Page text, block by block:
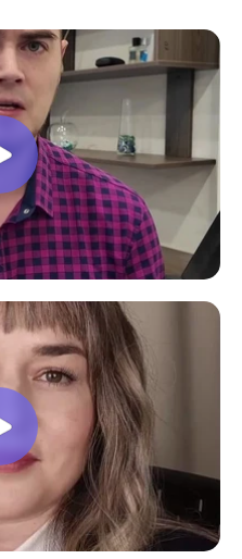
пригодилось!